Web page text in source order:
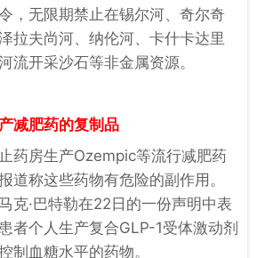
，无限期禁止在锡尔河、奇尔奇
拉夫尚河、纳伦河、卡什卡达里
流开采沙石等非金属资源。
减肥药的复制品
药房生产Ozempic等流行减肥药
道称这些药物有危险的副作用。
克·巴特勒在22日的一份声明中表
者个人生产复合GLP-1受体激动剂
血糖水平的药物。